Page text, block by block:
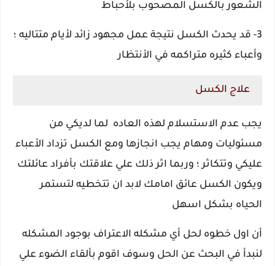
الشعور بالكسل المصحوب بلأحباط
3- قد يحدث الكسل نتيجة عمل مجهود زائد لأيام متتاليه ؛
وأعباء كثيره متراكمه في الأنتظار
علاج الكسل
يجب عدم الاستسلام لهذه العاده لما لديكي من
مسئوليات ومهام يجب انجازها ومع الكسل تزداد الأعباء
عليكي وتتكاثر ؛ وربما اثر ذلك علي علاقتك بأفراد عائلتك
ويكون الكسل عائق امامك لابد ان تتخطيه لتستمر
الحياه بشكل اسهل
أن اول خطوه لحل أي مشكله الاعتراف بوجود المشكله
لنبدأ في البحث عن الحل وسوف اقوم بألقاء الضوء علي